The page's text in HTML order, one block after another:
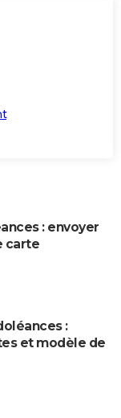
: envoyer
carte
:
et modèle de